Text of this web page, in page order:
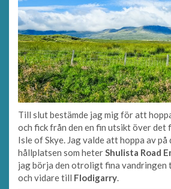
Till slut bestämde jag mig för att
och fick från den en fin utsikt över det
Isle of Skye. Jag valde att hoppa av
hållplatsen som heterShulista Road
jag börja den otroligt fina vandringen
och vidare till Flodigarry.